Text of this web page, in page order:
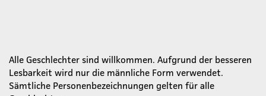
Alle Geschlechter sind willkommen. Aufgrund der besseren
Lesbarkeit wird nur die männliche Form verwendet.
Sämtliche Personenbezeichnungen gelten für alle